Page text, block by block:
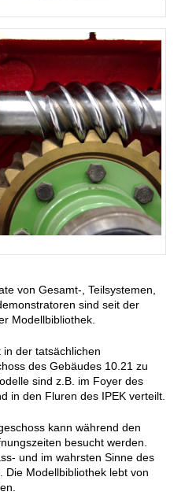
von Gesamt-, Teilsystemen,
sind seit der
Modellbibliothek.
der tatsächlichen
des Gebäudes 10.21 zu
sind z.B. im Foyer des
in den Fluren des IPEK verteilt.
kann während den
besucht werden.
und im wahrsten Sinne des
Modellbibliothek lebt von